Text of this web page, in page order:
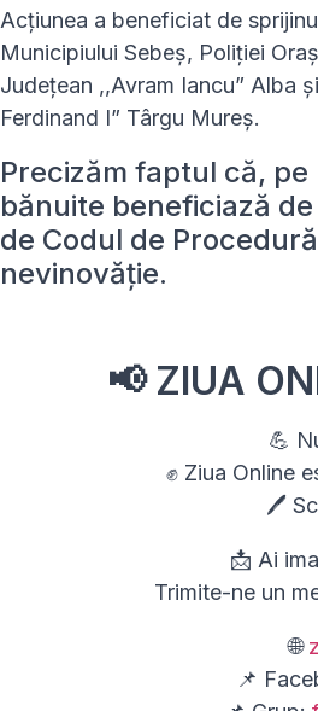
Acțiunea a beneficiat de
Municipiului Sebeș, Poliției
Județean ,,Avram Iancu” Alba
Ferdinand I” Târgu Mureș.
Precizăm faptul că,
bănuite beneficiază
de Codul de
nevinovăție.
📢 ZIUA
💪
✊ Ziua Online
🖊
📩 Ai
Trimite-ne un
🌐
📌